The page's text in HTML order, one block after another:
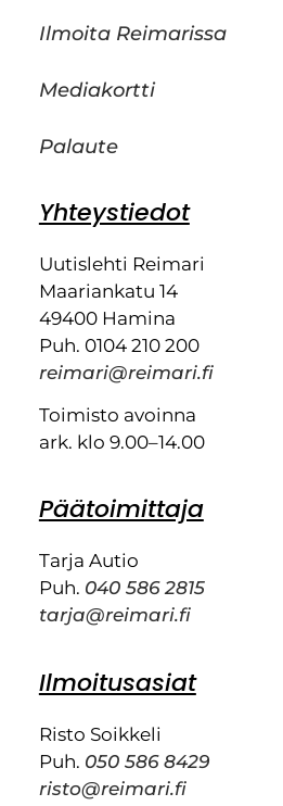
Ilmoita Reimarissa
Mediakortti
Palaute
Yhteystiedot
Uutislehti Reimari
Maariankatu 14
49400 Hamina
Puh. 0104 210 200
reimari@reimari.fi
Toimisto avoinna
ark. klo 9.00–14.00
Päätoimittaja
Tarja Autio
Puh. 040 586 2815
tarja@reimari.fi
Ilmoitusasiat
Risto Soikkeli
Puh. 050 586 8429
risto@reimari.fi